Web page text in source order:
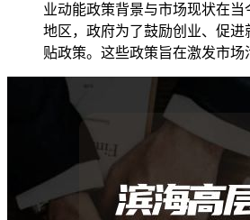
业动能政策背景与市场现状在当
地区，政府为了鼓励创业、促
贴政策。这些政策旨在激发市场